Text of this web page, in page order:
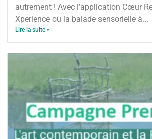
autrement ! Avec l’application Cœur
Xperience ou la balade sensorielle à...
Lire la suite »